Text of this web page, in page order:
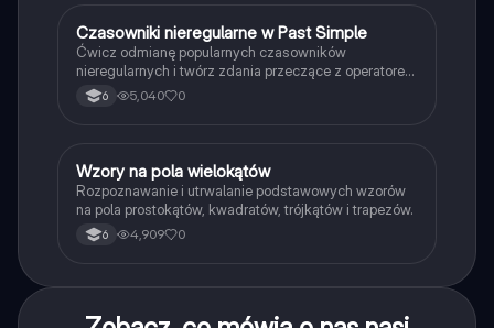
CJęzyk angielski
Czasowniki nieregularne w Past Simple
Ćwicz odmianę popularnych czasowników
nieregularnych i twórz zdania przeczące z operatorem
didn't w czasie Past Simple.
6 5,040 0
WMatematyka
Wzory na pola wielokątów
Rozpoznawanie i utrwalanie podstawowych wzorów
na pola prostokątów, kwadratów, trójkątów i trapezów.
6 4,909 0